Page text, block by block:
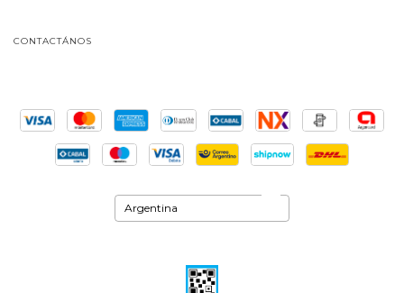
CONTACTÁNOS